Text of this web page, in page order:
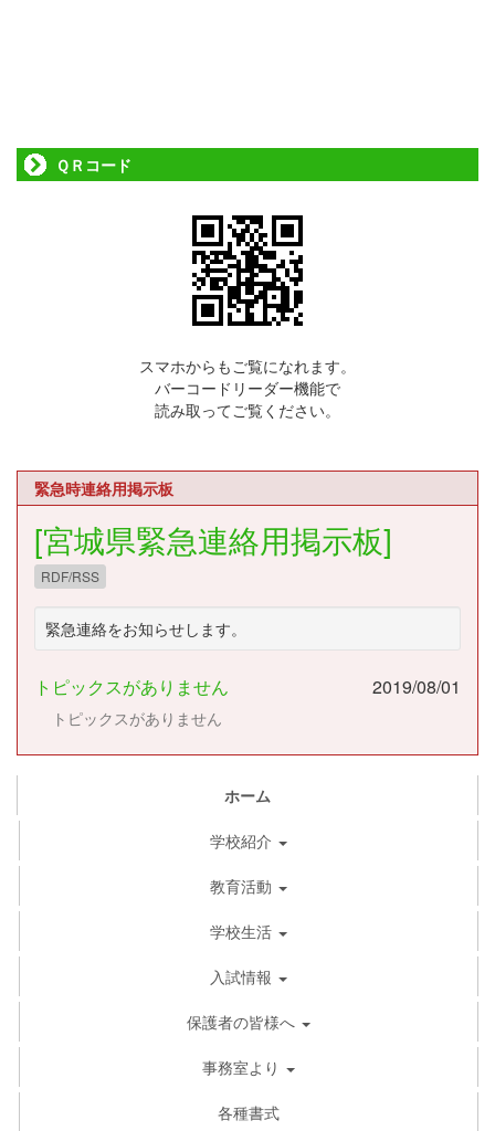
ＱＲコード
スマホからもご覧になれます。
バーコードリーダー機能で
読み取ってご覧ください。
緊急時連絡用掲示板
[宮城県緊急連絡用掲示板]
RDF/RSS
緊急連絡をお知らせします。
トピックスがありません 2019/08/01
トピックスがありません
ホーム
学校紹介
教育活動
学校生活
入試情報
保護者の皆様へ
事務室より
各種書式